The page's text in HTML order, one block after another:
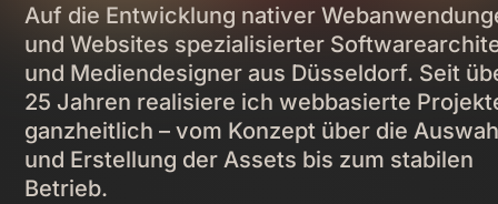
Auf die Entwicklung nativer
und Websites spezialisierter
und Mediendesigner aus Düsseldorf. Seit
25 Jahren realisiere ich webbasierte
ganzheitlich – vom Konzept über die
und Erstellung der Assets bis zum stabilen
Betrieb.